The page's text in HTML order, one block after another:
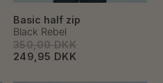
Basic half zip
350,00 DKK
249,95 DKK
Black Rebel